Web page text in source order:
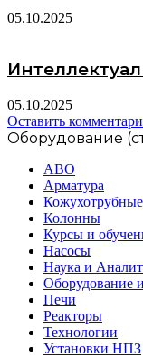
05.10.2025
05.10.2025
Оставить
Оборудование
АВО
Арматура
Колонны
Курсы и
Насосы
Наука и
Оборудование
Печи
Реакторы
Технологии
Установки НПЗ